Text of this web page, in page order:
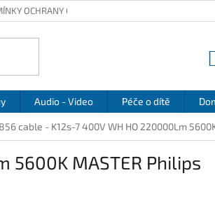
OCHRANY OSOBNÍCH ÚDAJŮ
Audio - Video Péče o dítě
cable - K12s-7 400V WH HO 220000Lm
5600K MASTER Philips